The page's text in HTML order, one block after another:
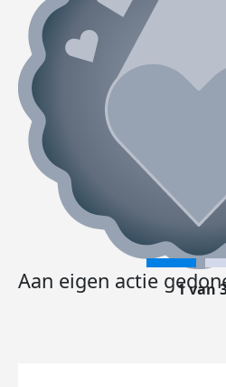
Aan eigen actie 1 van